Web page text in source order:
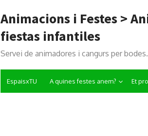
al
Animacions i Festes >
fiestas infantiles
Servei de animadores i cangurs per bodes.
EspaisxTU A quines festes anem? Et